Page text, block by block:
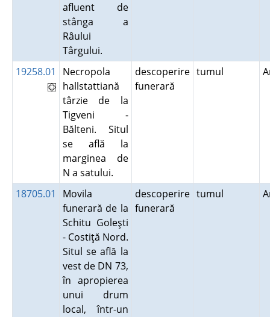
afluent de
stânga a
Râului
Târgului.
19258.01
Necropola
hallstattiană
târzie de la
Tigveni -
Bălteni. Situl
se află la
marginea de
N a satului.
descoperire
funerară
tumul
18705.01
Movila
funerară de la
Schitu Goleşti
- Costiţă Nord.
Situl se află la
vest de DN 73,
în apropierea
unui drum
local, într-un
descoperire
funerară
tumul